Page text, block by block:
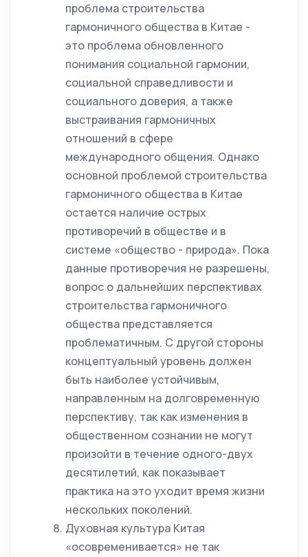
проблема строительства
гармоничного общества в Китае -
это проблема обновленного
понимания социальной гармонии,
социальной справедливости и
социального доверия, а также
выстраивания гармоничных
отношений в сфере
международного общения. Однако
основной проблемой строительства
гармоничного общества в Китае
остается наличие острых
противоречий в обществе и в
системе «общество - природа». Пока
данные противоречия не разрешены,
вопрос о дальнейших перспективах
строительства гармоничного
общества представляется
проблематичным. С другой стороны
концептуальный уровень должен
быть наиболее устойчивым,
направленным на долговременную
перспективу, так как изменения в
общественном сознании не могут
произойти в течение одного-двух
десятилетий, как показывает
практика на это уходит время жизни
нескольких поколений.
Духовная культура Китая
«осовременивается» не так